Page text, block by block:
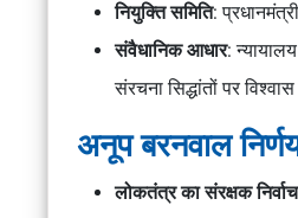
नियुक्ति समिति:
संवैधानिक आधार:
संरचना सिद्धांतों पर
अनूप बरनवाल
लोकतंत्र का संरक्षक